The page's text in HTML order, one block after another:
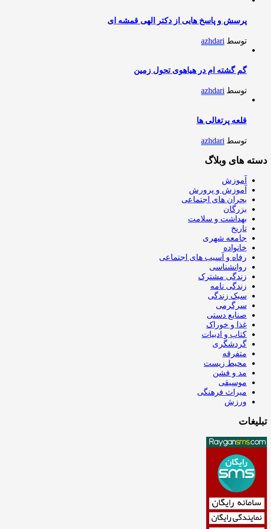
پرسش و پاسخ هایی از دکتر الهی قمشه ای
توسط azhdari
گم گشته ام در هیاهوی تحول زمین
توسط azhdari
قلعه پرتغالی ها
توسط azhdari
دسته های وبلاگ
آموزش
آموزش و پرورش
بحران های اجتماعی
بزرگان
بهداشت و سلامت
تاریخ
جامعه شهری
خانواده
رفاه و آسیب های اجتماعی
روانشناسی
زندگی مشترک
زندگی نامه
سبک زندگی
سرگرمی
صنایع دستی
غذا و خوراک
کتاب و ادبیات
گردشگری
متفرقه
محیط زیست
مد و فشن
موسیقی
میراث فرهنگی
ورزش
تبلیغات